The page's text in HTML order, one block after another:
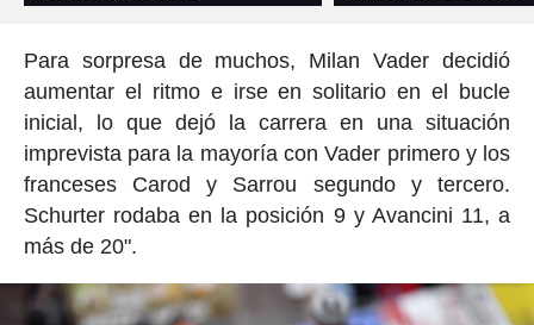
Para sorpresa de muchos, Milan Vader decidió
aumentar el ritmo e irse en solitario en el bucle
inicial, lo que dejó la carrera en una situación
imprevista para la mayoría con Vader primero y los
franceses Carod y Sarrou segundo y tercero.
Schurter rodaba en la posición 9 y Avancini 11, a
más de 20".